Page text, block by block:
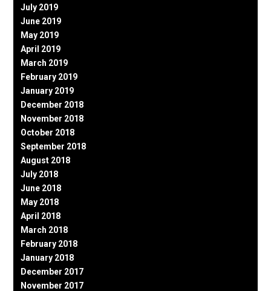
July 2019
June 2019
May 2019
April 2019
March 2019
February 2019
January 2019
December 2018
November 2018
October 2018
September 2018
August 2018
July 2018
June 2018
May 2018
April 2018
March 2018
February 2018
January 2018
December 2017
November 2017